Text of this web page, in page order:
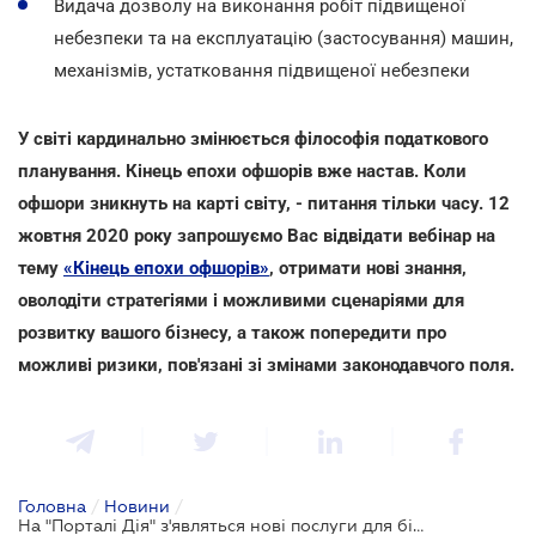
Видача дозволу на виконання робіт підвищеної
небезпеки та на експлуатацію (застосування) машин,
механізмів, устатковання підвищеної небезпеки
У світі кардинально змінюється філософія податкового
планування. Кінець епохи офшорів вже настав. Коли
офшори зникнуть на карті світу, - питання тільки часу. 12
жовтня 2020 року запрошуємо Вас відвідати вебінар на
тему «Кінець епохи офшорів», отримати нові знання,
оволодіти стратегіями і можливими сценаріями для
розвитку вашого бізнесу, а також попередити про
можливі ризики, пов'язані зі змінами законодавчого поля.
Головна / Новини /
На "Порталі Дія" з'являться нові послуги для бізнесу